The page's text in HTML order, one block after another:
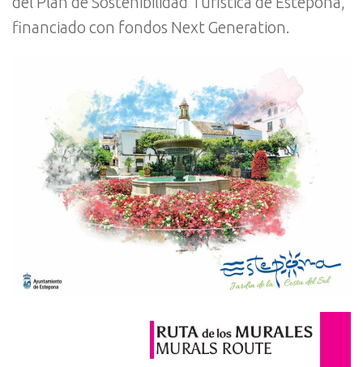
financiado con fondos Next Generation.